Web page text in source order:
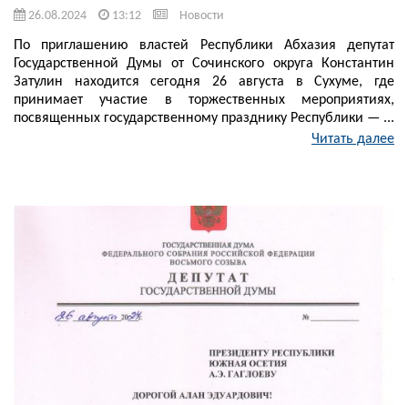
26.08.2024 13:12 Новости
По приглашению властей Республики Абхазия депутат
Государственной Думы от Сочинского округа Константин
Затулин находится сегодня 26 августа в Сухуме, где
принимает участие в торжественных мероприятиях,
посвященных государственному празднику Республики — ...
Читать далее